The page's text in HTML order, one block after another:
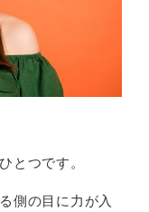
とつです。
側の目に力が入